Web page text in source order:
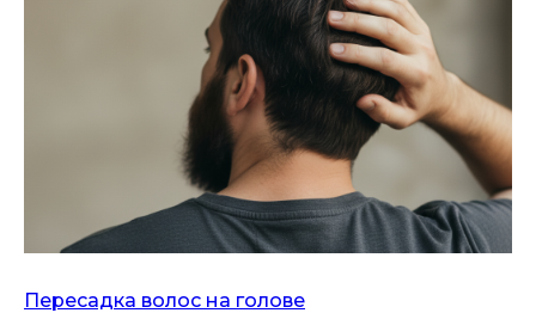
Пересадка волос на голове